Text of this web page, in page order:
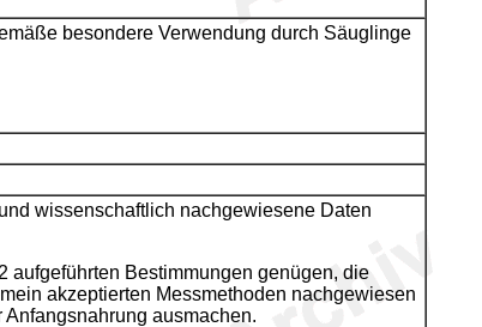
besondere Verwendung durch Säuglinge
wissenschaftlich nachgewiesene Daten
aufgeführten Bestimmungen genügen, die
akzeptierten Messmethoden nachgewiesen
ausmachen.